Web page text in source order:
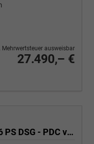
27.490,– €
Mehrwertsteuer ausweisbar
Limited Edition 1,0 TSI 116 PS DSG - PDC vorne/hinten-Rückfahrkamera-AppleCarPlay/AndroidAuto-2 Zonen Klimaautomatik-USB C-ACC inkl. TravelAssist-LED-Keyless Go-Sofort